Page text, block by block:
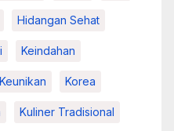
Hidangan Sehat
Keindahan
Keunikan Korea
Kuliner Tradisional